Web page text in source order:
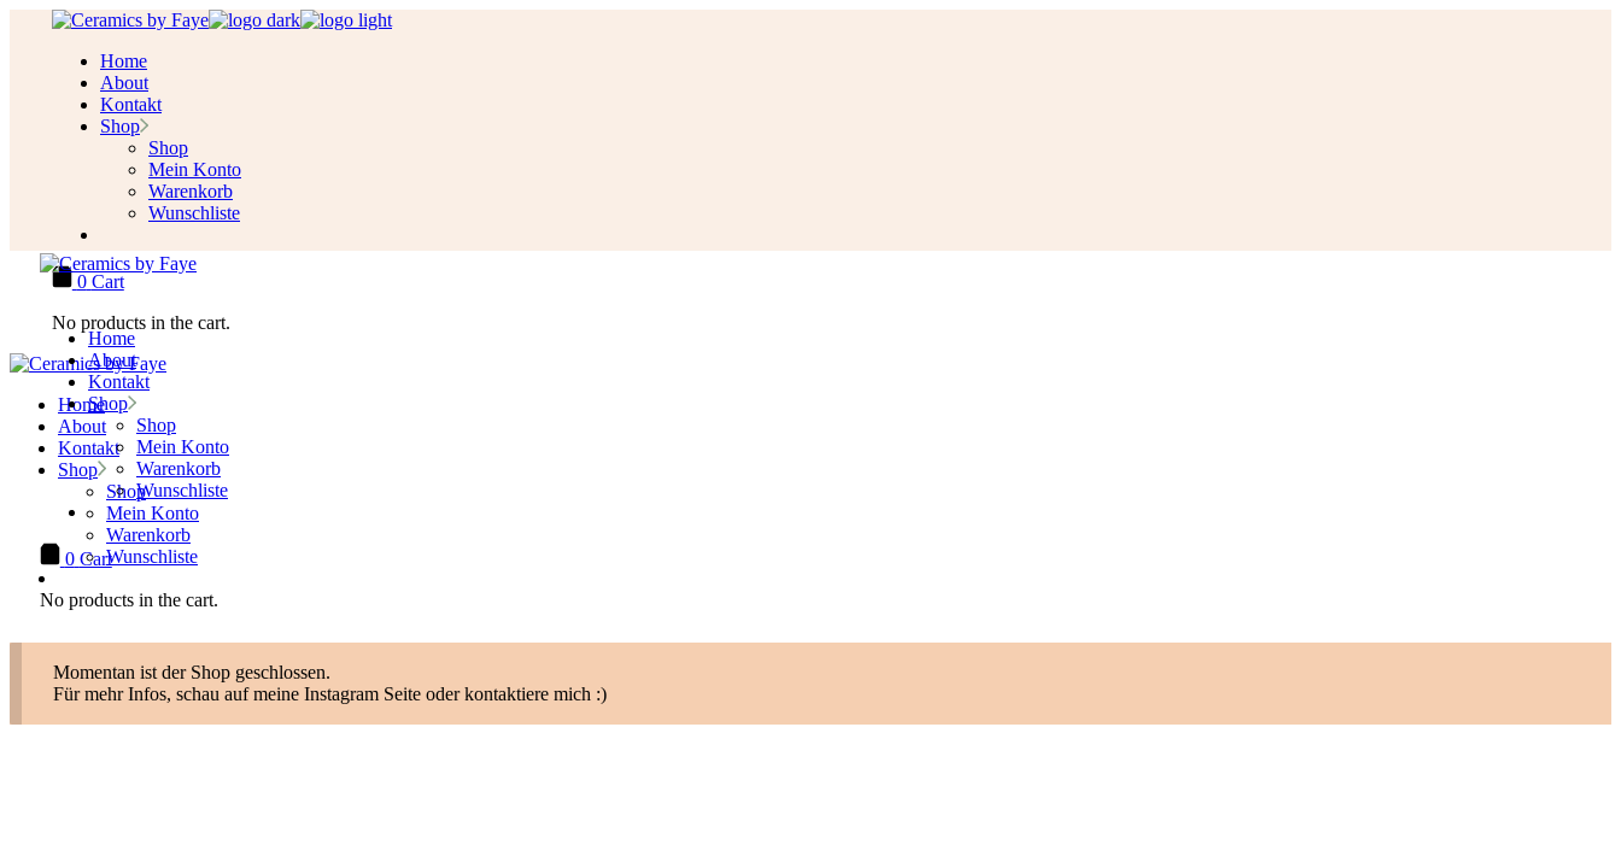
Home
About
Kontakt
Shop
Shop
Mein Konto
Warenkorb
Wunschliste
0 Cart
No products in the cart.
Home
About
Kontakt
Shop
Shop
Mein Konto
Warenkorb
Wunschliste
Home
About
Kontakt
Shop
Shop
Mein Konto
Warenkorb
Wunschliste
0 Cart
No products in the cart.
Momentan ist der Shop geschlossen.
Für mehr Infos, schau auf meine Instagram Seite oder kontaktiere mich :)